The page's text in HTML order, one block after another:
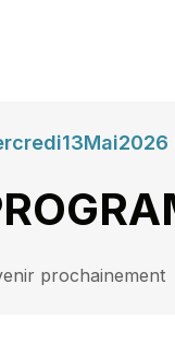
13Mai2026
prochainement